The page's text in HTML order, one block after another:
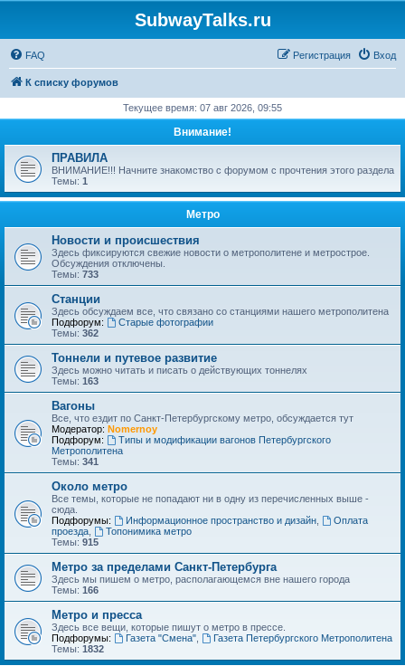
SubwayTalks.ru
FAQ Вход
Регистрация
К списку форумов
Текущее время: 07 авг 2026, 09:55
Внимание!
ПРАВИЛА
ВНИМАНИЕ!!! Начните знакомство с форумом с прочтения этого раздела
Темы: 1
Метро
Новости и происшествия
Здесь фиксируются свежие новости о метрополитене и метрострое.
Обсуждения отключены.
Темы: 733
Станции
Здесь обсуждаем все, что связано со станциями нашего метрополитена
Подфорум:
Старые фотографии
Темы: 362
Тоннели и путевое развитие
Здесь можно читать и писать о действующих тоннелях
Темы: 163
Вагоны
Все, что ездит по Санкт-Петербургскому метро, обсуждается тут
Модератор: Nomernoy
Подфорум:
Типы и модификации вагонов Петербургского
Метрополитена
Темы: 341
Около метро
Все темы, которые не попадают ни в одну из перечисленных выше -
сюда.
Подфорумы:
Информационное пространство и дизайн,
Оплата
проезда
Топонимика метро
Темы: 915
Метро за пределами Санкт-Петербурга
Здесь мы пишем о метро, располагающемся вне нашего города
Темы: 166
Метро и пресса
Здесь все вещи, которые пишут о метро в прессе.
Подфорумы:
Газета "Смена",
Газета Петербургского Метрополитена
Темы: 1832